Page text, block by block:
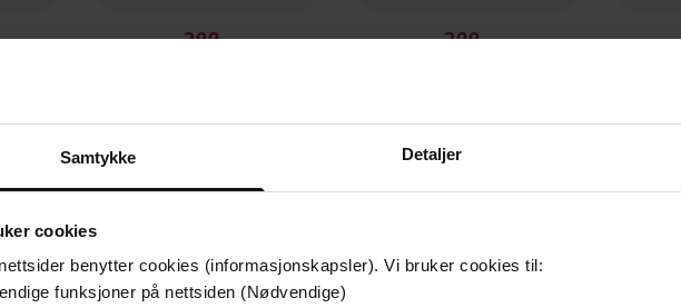
Samtykke Detaljer
cookies
benytter cookies (informasjonskapsler). Vi bruker cookies til:
funksjoner på nettsiden (Nødvendige)
399,-
LYDBOK
399,-
LYDBOK
kjøpt